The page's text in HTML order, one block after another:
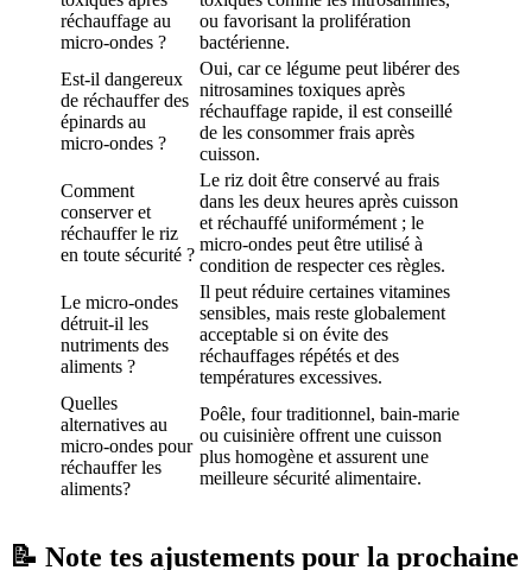
réchauffage au
micro-ondes ?
ou favorisant la prolifération
bactérienne.
Est-il dangereux
de réchauffer des
épinards au
micro-ondes ?
Oui, car ce légume peut libérer des
nitrosamines toxiques après
réchauffage rapide, il est conseillé
de les consommer frais après
cuisson.
Comment
conserver et
réchauffer le riz
en toute sécurité ?
Le riz doit être conservé au frais
dans les deux heures après cuisson
et réchauffé uniformément ; le
micro-ondes peut être utilisé à
condition de respecter ces règles.
Le micro-ondes
détruit-il les
nutriments des
aliments ?
Il peut réduire certaines vitamines
sensibles, mais reste globalement
acceptable si on évite des
réchauffages répétés et des
températures excessives.
Quelles
alternatives au
micro-ondes pour
réchauffer les
aliments?
Poêle, four traditionnel, bain-marie
ou cuisinière offrent une cuisson
plus homogène et assurent une
meilleure sécurité alimentaire.
📝 Note tes ajustements pour la prochaine